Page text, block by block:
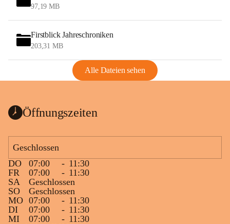
97,19 MB
Firstblick Jahreschroniken
203,31 MB
Alle Dateien sehen
Öffnungszeiten
Geschlossen
DO
07:00 - 11:30
FR
07:00 - 11:30
SA
Geschlossen
SO
Geschlossen
MO 07:00 - 11:30
DI
07:00 - 11:30
MI
07:00 - 11:30